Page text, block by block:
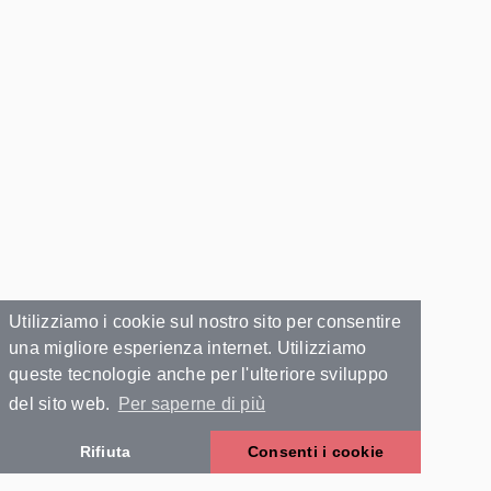
Utilizziamo i cookie sul nostro sito per consentire
una migliore esperienza internet. Utilizziamo
queste tecnologie anche per l'ulteriore sviluppo
del sito web.
Per saperne di più
Rifiuta Consenti i cookie